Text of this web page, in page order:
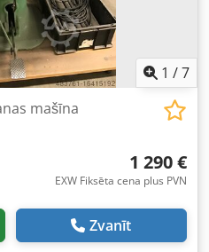
1 /7
mašīna
1 290 €
EXW Fiksēta cena plus PVN
Zvanīt